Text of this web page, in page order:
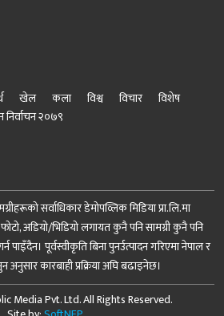
खेल कला विश्व विचार
विशेष
२०७९
सर्वाधिकार डेमोपव्लिक मिडिया प्रा.लि.मा
अडियो/भिडियो लगायत कुनै पनि सामग्री कुनै पनि
पाइँदैन। पूर्वस्वीकृति बिना पुनर्उत्पादन गरिएमा नेपाल र
अनुसार कारबाही प्रक्रिया अघि बढाइनेछ।
Media Pvt. Ltd. All Rights Reserved.